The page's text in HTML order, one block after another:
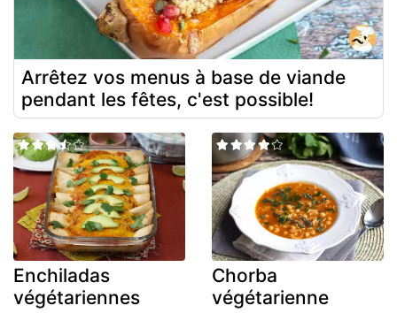
Arrêtez vos menus à base de viande
pendant les fêtes, c'est possible!
Enchiladas
végétariennes
Chorba
végétarienne